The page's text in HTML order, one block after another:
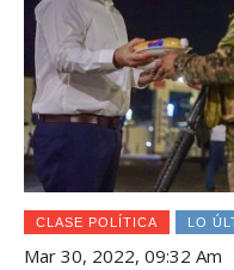
CLASE POLÍTICA LO
Mar 30, 2022, 09:32 Am